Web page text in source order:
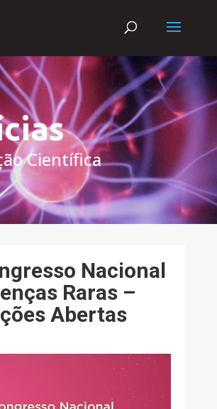
Científica
Nacional
Raras –
Abertas